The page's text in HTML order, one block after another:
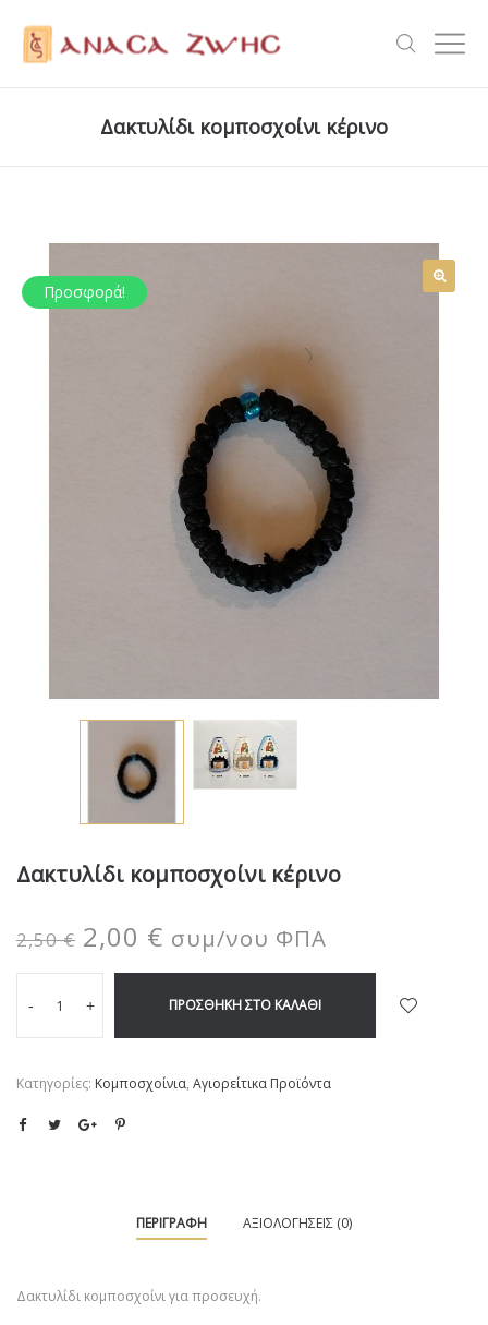
Δακτυλίδι κομποσχοίνι κέρινο
Προσφορά!
Δακτυλίδι κομποσχοίνι κέρινο
2,50€ 2,00 € συμ/νου ΦΠΑ
- + ΠΡΟΣΘΉΚΗ ΣΤΟ ΚΑΛΆΘΙ
Κατηγορίες: Kομποσχοίνια, Αγιορείτικα Προϊόντα
ΠΕΡΙΓΡΑΦΉ ΑΞΙΟΛΟΓΉΣΕΙΣ (0)
Δακτυλίδι κομποσχοίνι για προσευχή.